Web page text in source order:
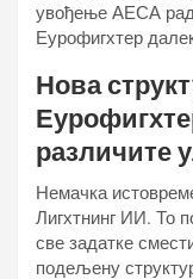
увођење АЕСА
Еурофигхтер
Нова
различите
Немачка
Лигхтнинг ИИ. То
све задатке
подељену